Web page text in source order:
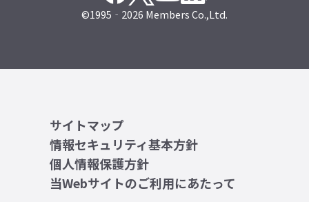
©1995‐2026 Members Co.,Ltd.
サイトマップ
情報セキュリティ基本方針
個人情報保護方針
当Webサイトのご利用にあたって